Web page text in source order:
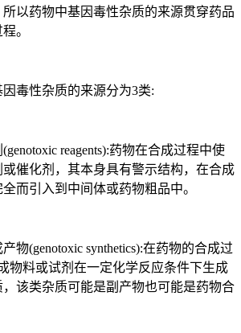
以药物中基因毒性杂质的来源贯穿药品
。
性杂质的来源分为3类:
reagents):药物在合成过程中使
催化剂，其本身具有警示结构，在合成
而引入到中间体或药物粗品中。
(genotoxic synthetics):在药物的合成过
物料或试剂在一定化学反应条件下生成
该类杂质可能是副产物也可能是药物合